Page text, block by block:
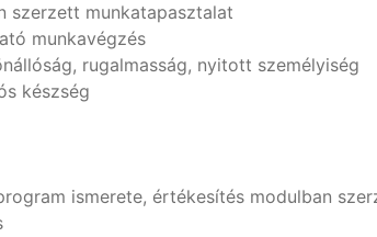
szerzett munkatapasztalat
munkavégzés
rugalmasság, nyitott személyiség
készség
ismerete, értékesítés modulban